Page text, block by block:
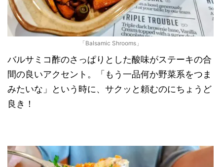
「Balsamic Shrooms」
バルサミコ酢のさっぱりとした酸味がステーキの合
間の良いアクセント。「もう一品何か野菜系をつま
みたいな」という時に、サクッと頼むのにちょうど
良き！